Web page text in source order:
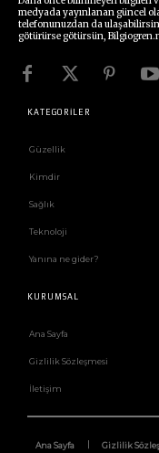
medyada yayınlanan güncel
telefonunuzdan da
götürürse götürsün,
KATEGORİLER
Güzellik
Kimdir
Sağlık
Teknoloji
Yanına ne gider?
KURUMSAL
Ana Sayfa
Gizlilik Sözleşmesi
İletişim
Ana Sayfa Gizlilik